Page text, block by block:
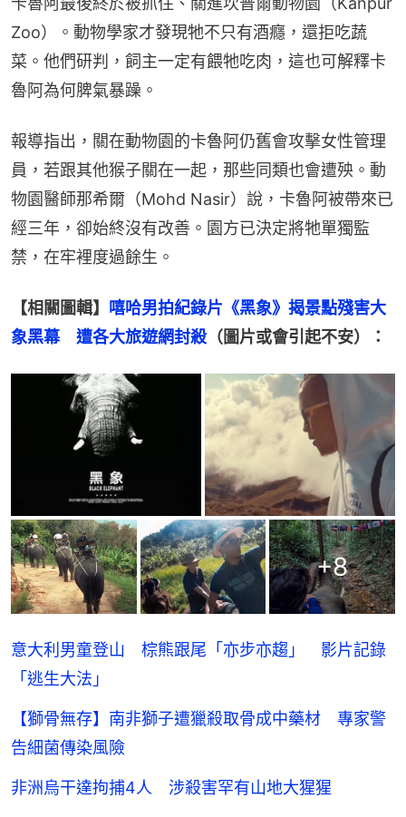
Zoo）。動物學家才發現牠不只有酒癮，還拒吃蔬
菜。他們研判，飼主一定有餵牠吃肉，這也可解釋卡
魯阿為何脾氣暴躁。
報導指出，關在動物園的卡魯阿仍舊會攻擊女性管理
員，若跟其他猴子關在一起，那些同類也會遭殃。動
物園醫師那希爾（Mohd Nasir）說，卡魯阿被帶來已
經三年，卻始終沒有改善。園方已決定將牠單獨監
禁，在牢裡度過餘生。
【相關圖輯】 嘻哈男拍紀錄片《黑象》揭景點殘害大
象黑幕　遭各大旅遊網封殺（圖片或會引起不安）：
+8
意大利男童登山 棕熊跟尾「亦步亦趨」 影片記錄
「逃生大法」
【獅骨無存】南非獅子遭獵殺取骨成中藥材 專家警
告細菌傳染風險
非洲烏干達拘捕4人 涉殺害罕有山地大猩猩